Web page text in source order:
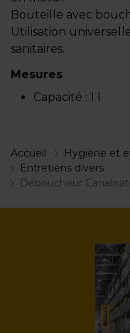
Bouteille avec
Utilisation
sanitaires.
Mesures
Capacité : 1 l
Accueil Hygiène et
Entretiens divers
Déboucheur